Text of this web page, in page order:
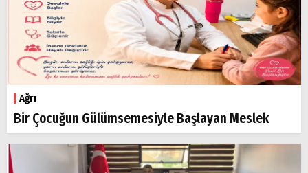
Ağrı
Bir Çocuğun Gülümsemesiyle Başlayan Meslek